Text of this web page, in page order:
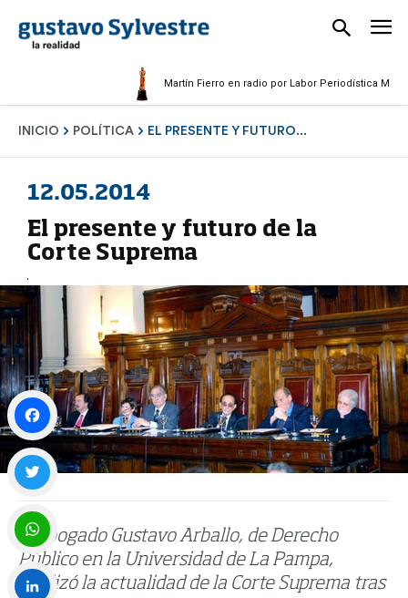
Martín Fierro en radio por Labor Periodística Masculina
INICIO POLÍTICA EL PRESENTE Y FUTURO...
12.05.2014
El presente y futuro de la
Corte Suprema
El abogado Gustavo Arballo, de Derecho
Público en la Universidad de La Pampa,
analizó la actualidad de la Corte Suprema tras
Facebook
Twitter
WhatsApp